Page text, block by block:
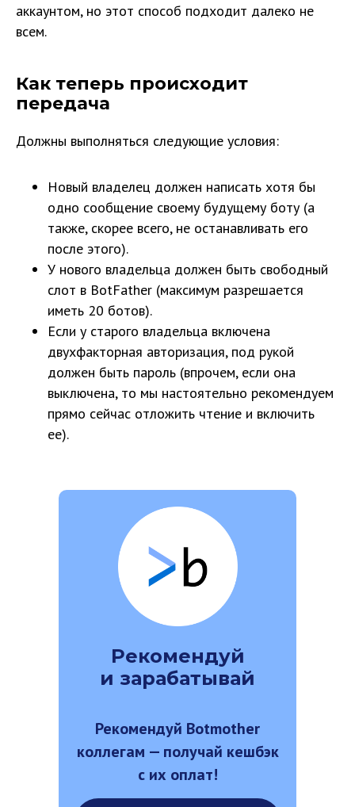
аккаунтом, но этот способ подходит далеко не
всем.
Как теперь происходит
передача
Должны выполняться следующие условия:
Новый владелец должен написать хотя бы
одно сообщение своему будущему боту (а
также, скорее всего, не останавливать его
после этого).
У нового владельца должен быть свободный
слот в BotFather (максимум разрешается
иметь 20 ботов).
Если у старого владельца включена
двухфакторная авторизация, под рукой
должен быть пароль (впрочем, если она
выключена, то мы настоятельно рекомендуем
прямо сейчас отложить чтение и включить
ее).
Рекомендуй
и зарабатывай
Рекомендуй Botmother
коллегам — получай кешбэк
с их оплат!